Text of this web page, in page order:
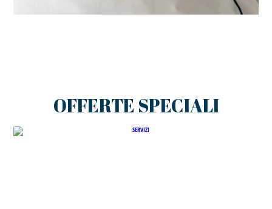
OFFERTE SPECIALI